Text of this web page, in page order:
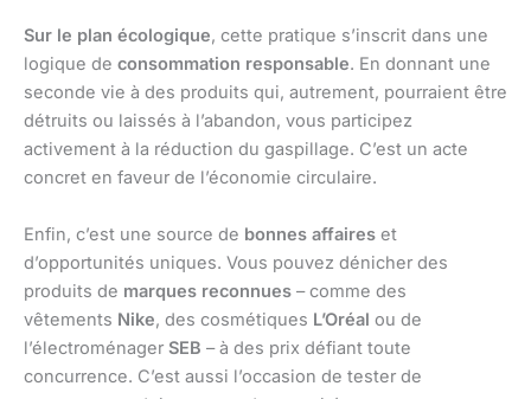
Sur le plan écologique, cette pratique s’inscrit dans une
logique de consommation responsable. En donnant une
seconde vie à des produits qui, autrement, pourraient être
détruits ou laissés à l’abandon, vous participez
activement à la réduction du gaspillage. C’est un acte
concret en faveur de l’économie circulaire.
Enfin, c’est une source de bonnes affaires et
d’opportunités uniques. Vous pouvez dénicher des
produits de marques reconnues – comme des
vêtements Nike, des cosmétiques L’Oréal ou de
l’électroménager SEB – à des prix défiant toute
concurrence. C’est aussi l’occasion de tester de